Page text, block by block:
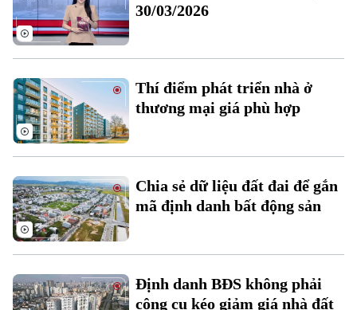
Theo dõi Hà Nội On
30/03/2026
Thí điểm phát triển nhà ở
thương mại giá phù hợp
Chia sẻ dữ liệu đất đai để gắn
mã định danh bất động sản
Định danh BĐS không phải
công cụ kéo giảm giá nhà đất